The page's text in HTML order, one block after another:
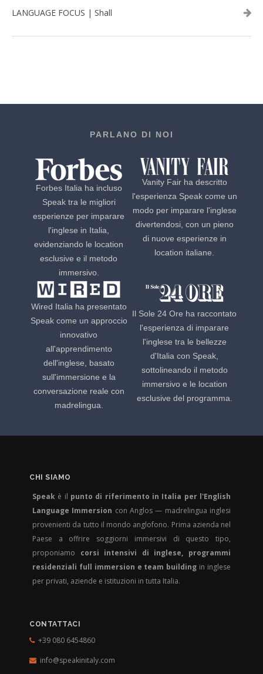
LANGUAGE FOCUS | Shall
PARLANO DI NOI
Forbes Italia ha incluso
Speak tra le migliori
esperienze per imparare
l'inglese in Italia,
evidenziando le location
esclusive e il metodo
immersivo.
Vanity Fair ha descritto
l'esperienza Speak come un
modo per imparare l'inglese
divertendosi, con un pieno
di nuove esperienze in
location italiane.
Wired Italia ha presentato
Speak come un approccio
innovativo
all'apprendimento
dell'inglese, basato
sull'immersione e la
conversazione reale con
madrelingua.
Il Sole 24 Ore ha raccontato
l'esperienza di imparare
l'inglese tra le bellezze
d'Italia con Speak,
sottolineando il metodo
immersivo e le location
esclusive del programma.
CHI SIAMO
Speak è il punto di riferimento in Italia per l'English
Language Immersion con Anglos — madrelingua inglesi
provenienti da tutto il mondo anglofono. Prima azienda nel
Paese a offrire soggiorni immersivi di questo tipo,
proponiamo corsi intensivi di inglese, programmi
residenziali full immersion e team building in inglese
per privati, aziende e istituzioni in tutta Italia.
CONTATTACI
+39 080 6454860
info@speakinitaly.com